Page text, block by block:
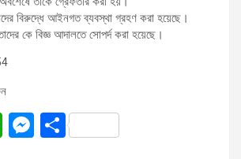
বিরুদ্ধে আইনগত ব্যবস্থা গ্রহণ করা হয়েছে।
কে বিজ্ঞ আদালতে সোপর্দ করা হয়েছে।
W M S